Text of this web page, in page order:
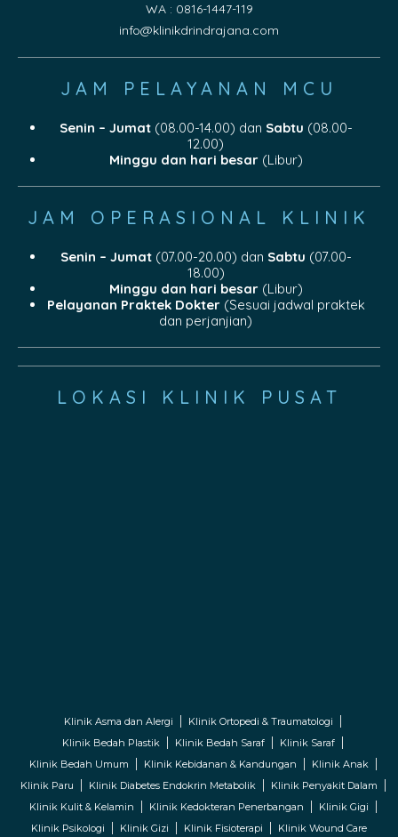
WA : 0816-1447-119
info@klinikdrindrajana.com
JAM PELAYANAN MCU
Senin – Jumat(08.00-14.00) dan Sabtu (08.00-
12.00)
Minggu dan hari besar(Libur)
JAM OPERASIONAL KLINIK
Senin – Jumat(07.00-20.00) dan Sabtu (07.00-
18.00)
Minggu dan hari besar(Libur)
Pelayanan Praktek Dokter(Sesuai jadwal praktek
dan perjanjian)
LOKASI KLINIK PUSAT
Klinik Asma dan Alergi
Klinik Ortopedi & Traumatologi
Klinik Bedah Plastik
Klinik Bedah Saraf
Klinik Saraf
Klinik Bedah Umum
Klinik Kebidanan & Kandungan
Klinik Anak
Klinik Paru
Klinik Diabetes Endokrin Metabolik
Klinik Penyakit Dalam
Klinik Kulit & Kelamin
Klinik Kedokteran Penerbangan
Klinik Gigi
Klinik Psikologi
Klinik Gizi Klinik Fisioterapi Klinik Wound Care